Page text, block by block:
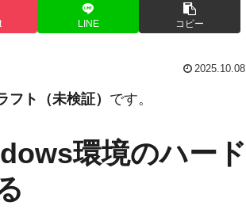
LINE コピー
2025.10.08
ト（未検証） です。
環境のハード